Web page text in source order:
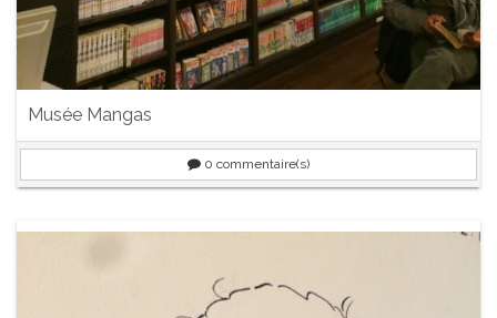
Musée Mangas
0 commentaire(s)